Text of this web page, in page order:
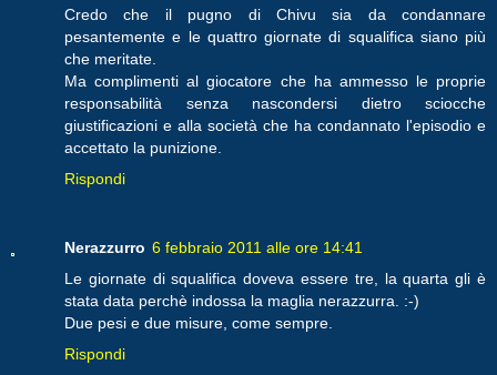
Credo che il pugno di Chivu sia da condannare
pesantemente e le quattro giornate di squalifica siano più
che meritate.
Ma complimenti al giocatore che ha ammesso le proprie
responsabilità senza nascondersi dietro sciocche
giustificazioni e alla società che ha condannato l'episodio e
accettato la punizione.
Rispondi
Nerazzurro 6 febbraio 2011 alle ore 14:41
Le giornate di squalifica doveva essere tre, la quarta gli è
stata data perchè indossa la maglia nerazzurra. :-)
Due pesi e due misure, come sempre.
Rispondi